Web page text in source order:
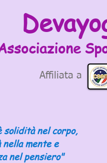
Affiliata a
solidità nel corpo,
mente e
nel pensiero"